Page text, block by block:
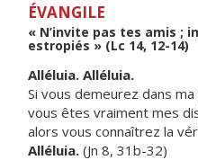
ÉVANGILE
« N’invite pas tes amis ;
estropiés » (Lc 14, 12-14)
Alléluia. Alléluia.
Si vous demeurez dans
vous êtes vraiment mes
alors vous connaîtrez la
Alléluia. (Jn 8, 31b-32)